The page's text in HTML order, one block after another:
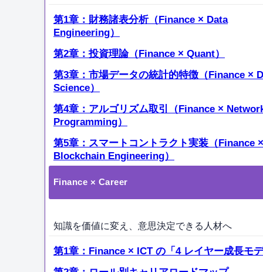
第1章：財務諸表分析（Finance × Data
Engineering）
第2章：投資理論（Finance × Quant）
第3章：市場データの統計的特徴（Finance ×
Science）
第4章：アルゴリズム取引（Finance ×
Programming）
第5章：スマートコントラクト実装（Finance ×
Blockchain Engineering）
Finance × Career
知識を価値に変え、意思決定できる人材へ
第1章：Finance × ICT の「4 レイヤー成長モ